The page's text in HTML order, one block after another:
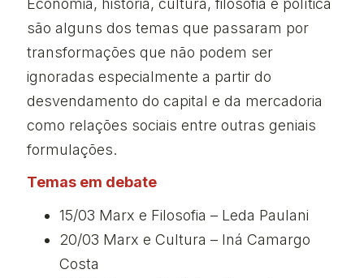
Economia, história, cultura, filosofia e política
são alguns dos temas que passaram por
transformações que não podem ser
ignoradas especialmente a partir do
desvendamento do capital e da mercadoria
como relações sociais entre outras geniais
formulações.
Temas em debate
15/03 Marx e Filosofia – Leda Paulani
20/03 Marx e Cultura – Iná Camargo
Costa